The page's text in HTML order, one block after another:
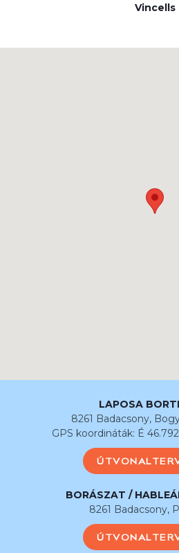
Vincells
LAPOSA
8261 Badacsony,
GPS koordináták: É
BORÁSZAT /
8261 Badacsony,